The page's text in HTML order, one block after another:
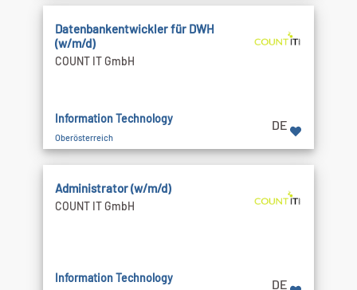
Datenbankentwickler für DWH
(w/m/d)
COUNT IT GmbH
Information Technology
Oberösterreich
DE
Administrator (w/m/d)
COUNT IT GmbH
Information Technology DE